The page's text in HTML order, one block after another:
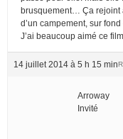
brusquement… Ça rejoint
d’un campement, sur
J’ai beaucoup aimé ce
14 juillet 2014 à 5 h 15 min
Arroway
Invité